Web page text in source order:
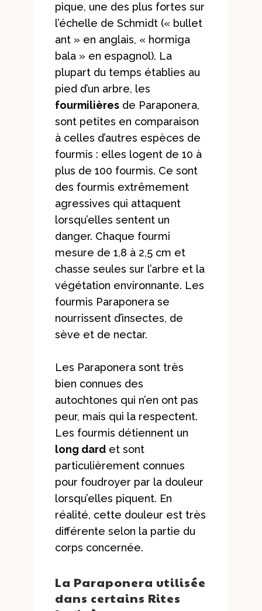
pique, une des plus fortes sur
l’échelle de Schmidt (« bullet
ant » en anglais, « hormiga
bala » en espagnol). La
plupart du temps établies au
pied d’un arbre, les
fourmilières de Paraponera,
sont petites en comparaison
à celles d’autres espèces de
fourmis : elles logent de 10 à
plus de 100 fourmis. Ce sont
des fourmis extrêmement
agressives qui attaquent
lorsqu’elles sentent un
danger. Chaque fourmi
mesure de 1,8 à 2,5 cm et
chasse seules sur l’arbre et la
végétation environnante. Les
fourmis Paraponera se
nourrissent d’insectes, de
sève et de nectar.
Les Paraponera sont très
bien connues des
autochtones qui n’en ont pas
peur, mais qui la respectent.
Les fourmis détiennent un
long dard et sont
particulièrement connues
pour foudroyer par la douleur
lorsqu’elles piquent. En
réalité, cette douleur est très
différente selon la partie du
corps concernée.
La Paraponera utilisée
dans certains Rites